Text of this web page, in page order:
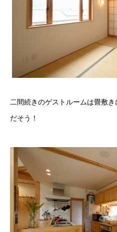
二間続きのゲストルームは畳敷
だそう！